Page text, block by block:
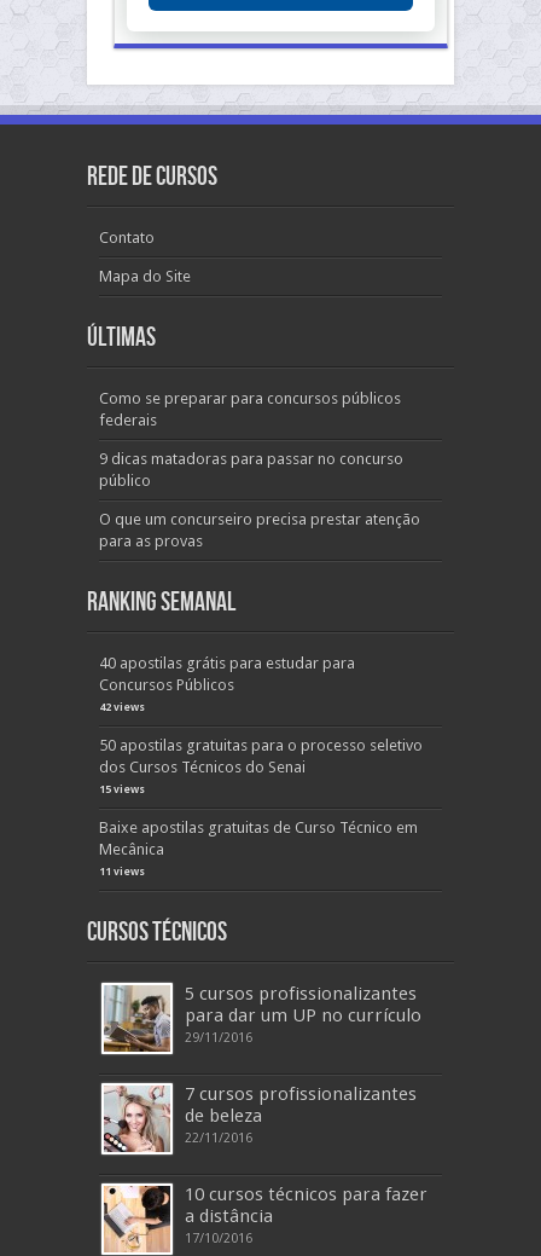
Rede de Cursos
Contato
Mapa do Site
Últimas
Como se preparar para concursos públicos
federais
9 dicas matadoras para passar no concurso
público
O que um concurseiro precisa prestar atenção
para as provas
Ranking Semanal
40 apostilas grátis para estudar para
Concursos Públicos
42 views
50 apostilas gratuitas para o processo seletivo
dos Cursos Técnicos do Senai
15 views
Baixe apostilas gratuitas de Curso Técnico em
Mecânica
11 views
Cursos Técnicos
5 cursos profissionalizantes
para dar um UP no currículo
29/11/2016
7 cursos profissionalizantes
de beleza
22/11/2016
10 cursos técnicos para fazer
a distância
17/10/2016